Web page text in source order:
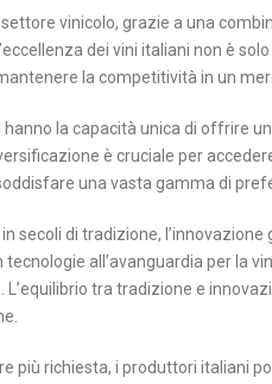
vinicolo, grazie a una
dei vini italiani non è
la competitività in un
la capacità unica di offrire
è cruciale per
una vasta gamma di
secoli di tradizione,
all’avanguardia per la
tra tradizione e
più richiesta, i produttori italiani